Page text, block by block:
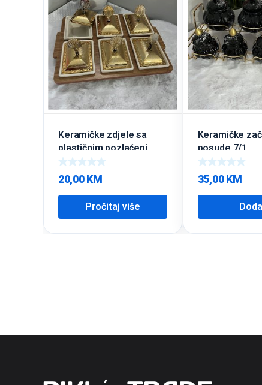
Keramičke zdjele sa
plastičnim pozlaćeni
poklopcima
20,00KM
Pročitaj više
Keramičke
posude 7/1
35,00KM